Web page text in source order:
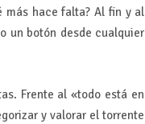
más hace falta? Al fin y al
un botón desde cualquier
Frente al «todo está en
y valorar el torrente